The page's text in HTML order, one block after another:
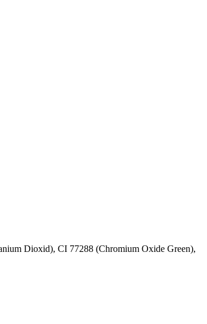
Dioxid), CI 77288 (Chromium Oxide Green),